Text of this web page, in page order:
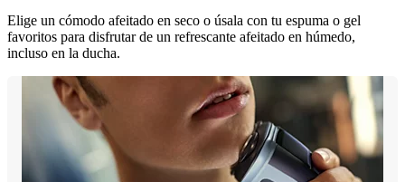
Elige un cómodo afeitado en seco o úsala con tu espuma o gel
favoritos para disfrutar de un refrescante afeitado en húmedo,
incluso en la ducha.